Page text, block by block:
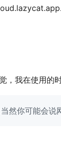
我在使用的
然你可能会